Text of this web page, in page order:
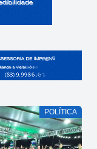
POLÍTICA